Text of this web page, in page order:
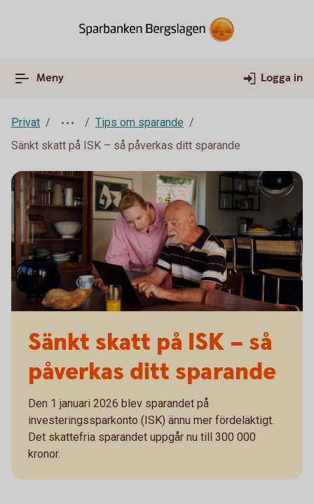
Meny Logga in
Privat
Tips om sparande
Sänkt skatt på ISK – så påverkas ditt sparande
Sänkt skatt på ISK – så
påverkas ditt sparande
Den 1 januari 2026 blev sparandet på
investeringssparkonto (ISK) ännu mer fördelaktigt.
Det skattefria sparandet uppgår nu till 300 000
kronor.